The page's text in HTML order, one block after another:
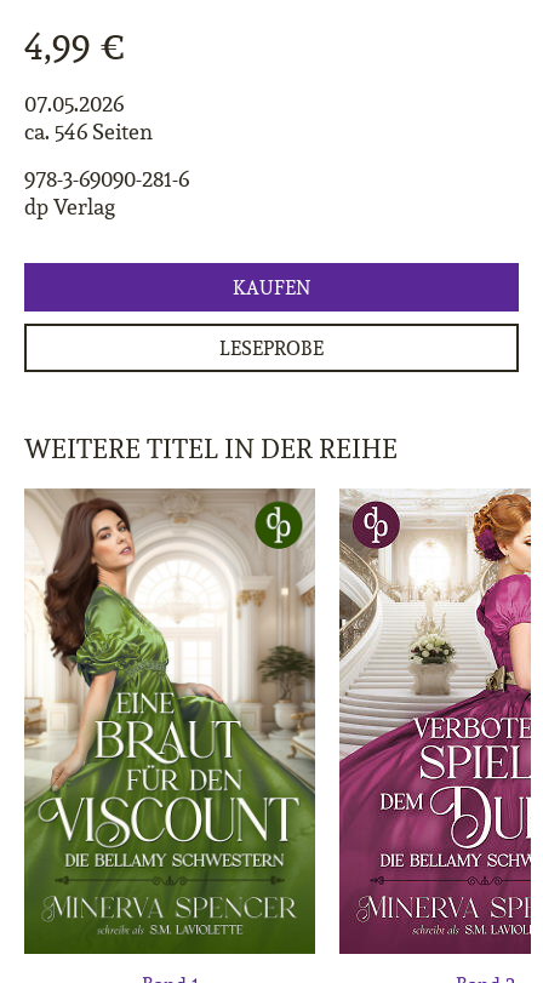
4,99 €
07.05.2026
ca. 546 Seiten
978-3-69090-281-6
dp Verlag
KAUFEN
LESEPROBE
WEITERE TITEL IN DER REIHE